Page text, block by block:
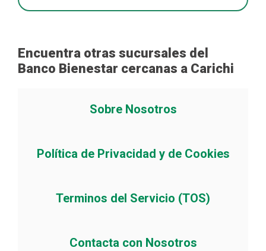
Encuentra otras sucursales del
Banco Bienestar cercanas a Carichi
Sobre Nosotros
Política de Privacidad y de Cookies
Terminos del Servicio (TOS)
Contacta con Nosotros